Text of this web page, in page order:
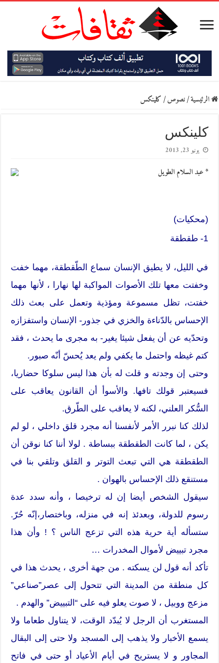
الرئيسية/نصوص/كلينكس
كلينكس
يونيو 23, 2013
* عبد السلام الطويل
(محكيات)
1- طقطقة
في الليل، لا يطيق الإنسان سماع الطّقطقة، مهما خفت
وخفتت معها تلك الأصوات المواكبة لها نهارا ، لأنها مهما
خفتت، تظل مسموعة ومؤذية وتعمل على بعث ذلك
الإحساس بالدّناءة والخزي في جذور- الإنسان واستفزازه
وتحدّيه عن أن يفعل شيئا يغير- به مجرى ما يحدث ، فقد
كتم غيظه واحتمل ما يكفي ولم يعد يُحسّ أنّه صبور.
وحتى إن وجدته و قلت له بأن هذا ليس سلوكا حضاريا،
فسيعتبر قولك تافها. والأسوأ أن القانون يعاقب على
السُّكر العلني، لكنه لا يعاقب على الطّرق.
لذلك كنا نبرر الأمر لأنفسنا أنه مجرد قلق داخلي ، لو لم
يكن ، لما كانت الطقطقة ببساطة . لولا أننا كنا نوقن أن
الطقطقة هي التي تبعث التوتر و القلق وتلقي بنا في
مستنقع ذلك الإحساس بالهوان .
سيقول الشخص أيضا إن له ترخيصا ، وأنه سدد عدة
رسوم للدولة، وبعدئذ إنه في منزله، وباختصار،إنّه حُرّ.
ستسأله أية حرية هذه التي تزعج الناس ؟ ! وأن هذا
مجرد تبييض لأموال المخدرات …
تأكد أنه قول لن يسكته . من جهة أخرى ، يحدث هذا في
كل منطقة من المدينة التي تتحول إلى عصر”صناعي”
مزعج ووبيل ، لا صوت يعلو فيه على “التبييض” والهدم .
المستغرب أن الرجل لا يُبدّد الوقت، لا يتناول طعاما ولا
يسمع الأخبار ولا يذهب إلى المسجد ولا حتى إلى البقال
المجاور و لا يستريح في أيام الأعياد أو حتى في فاتح